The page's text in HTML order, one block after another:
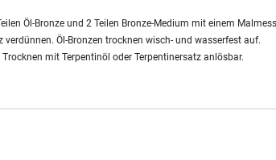
Öl-Bronze und 2 Teilen Bronze-Medium mit einem
verdünnen. Öl-Bronzen trocknen wisch- und wasserfest auf.
mit Terpentinöl oder Terpentinersatz anlösbar.